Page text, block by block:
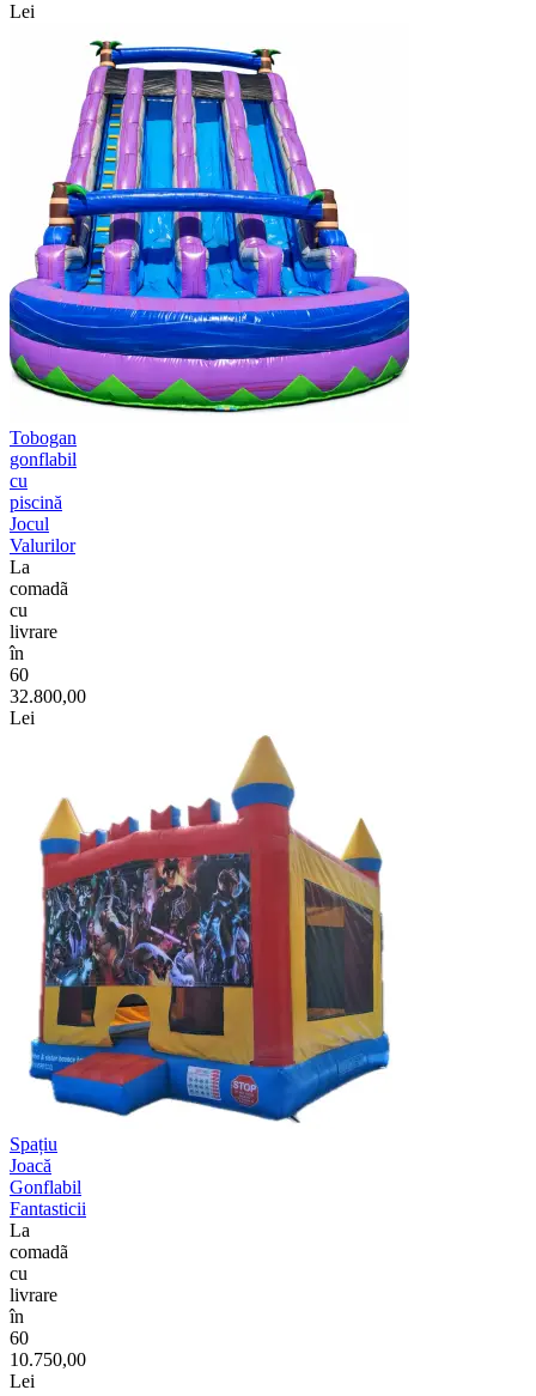
Lei
Tobogan
gonflabil
cu
piscină
Jocul
Valurilor
La
comadã
cu
livrare
în
60
32.800,00
Lei
Spațiu
Joacă
Gonflabil
Fantasticii
La
comadã
cu
livrare
în
60
10.750,00
Lei